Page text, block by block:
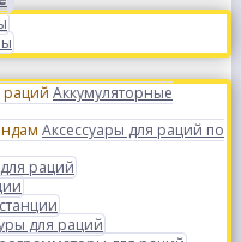
Аккумуляторные
Аксессуары для раций по
раций
для раций